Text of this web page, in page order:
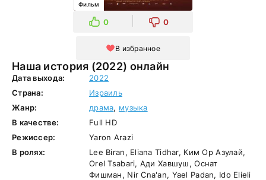
Наша история (2022) онлайн
Фильм
0 0
В избранное
Дата выхода:
2022
Страна:
Израиль
Жанр:
драма, музыка
В качестве:
Full HD
Режиссер:
Yaron Arazi
В ролях:
Lee Biran, Eliana Tidhar, Ким Ор Азулай,
Orel Tsabari, Ади Хавшуш, Оснат
Фишман, Nir Cna'an, Yael Padan, Ido Elieli